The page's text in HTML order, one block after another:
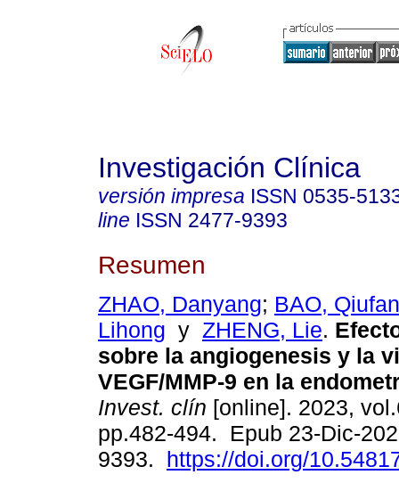
Investigación Clínica
versión impresa ISSN 0535-
line ISSN 2477-9393
Resumen
ZHAO, Danyang; BAO,
Lihong y ZHENG, Lie.
sobre la angiogenesis y la
VEGF/MMP-9 en la
Invest. clín [online]. 2023,
pp.482-494. Epub 23-Dic-
9393. https://doi.org/